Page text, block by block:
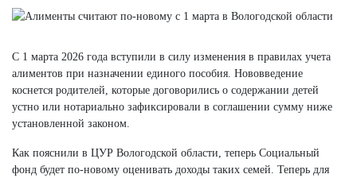
С 1 марта 2026 года вступили в силу изменения в правилах учета
алиментов при назначении единого пособия. Нововведение
коснется родителей, которые договорились о содержании детей
устно или нотариально зафиксировали в соглашении сумму ниже
установленной законом.
Как пояснили в ЦУР Вологодской области, теперь Социальный
фонд будет по-новому оценивать доходы таких семей. Теперь для